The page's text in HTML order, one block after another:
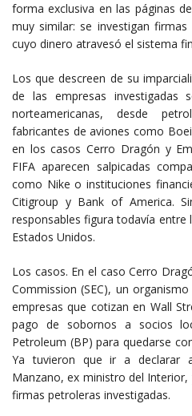
forma exclusiva en las páginas
muy similar: se investigan
cuyo dinero atravesó el sistema
Los que descreen de su
de las empresas investigadas
norteamericanas, desde
fabricantes de aviones como
en los casos Cerro Dragón y
FIFA aparecen salpicadas
como Nike o instituciones
Citigroup y Bank of America.
responsables figura todavía entre
Estados Unidos.
Los casos. En el caso Cerro
Commission (SEC), un
empresas que cotizan en Wall
pago de sobornos a socios
Petroleum (BP) para quedarse
Ya tuvieron que ir a declarar
Manzano, ex ministro del
firmas petroleras investigadas.